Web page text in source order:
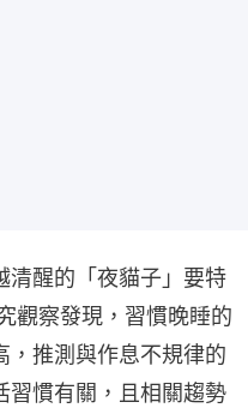
清醒的「夜貓子」要特
觀察發現，習慣晚睡的
，推測與作息不規律的
習慣有關，且相關趨勢